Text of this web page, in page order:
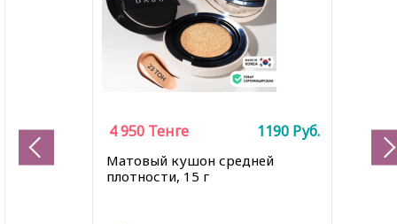
Матовый кушон средней
плотности, 15 г
4 950 Тенге 1190 Руб.